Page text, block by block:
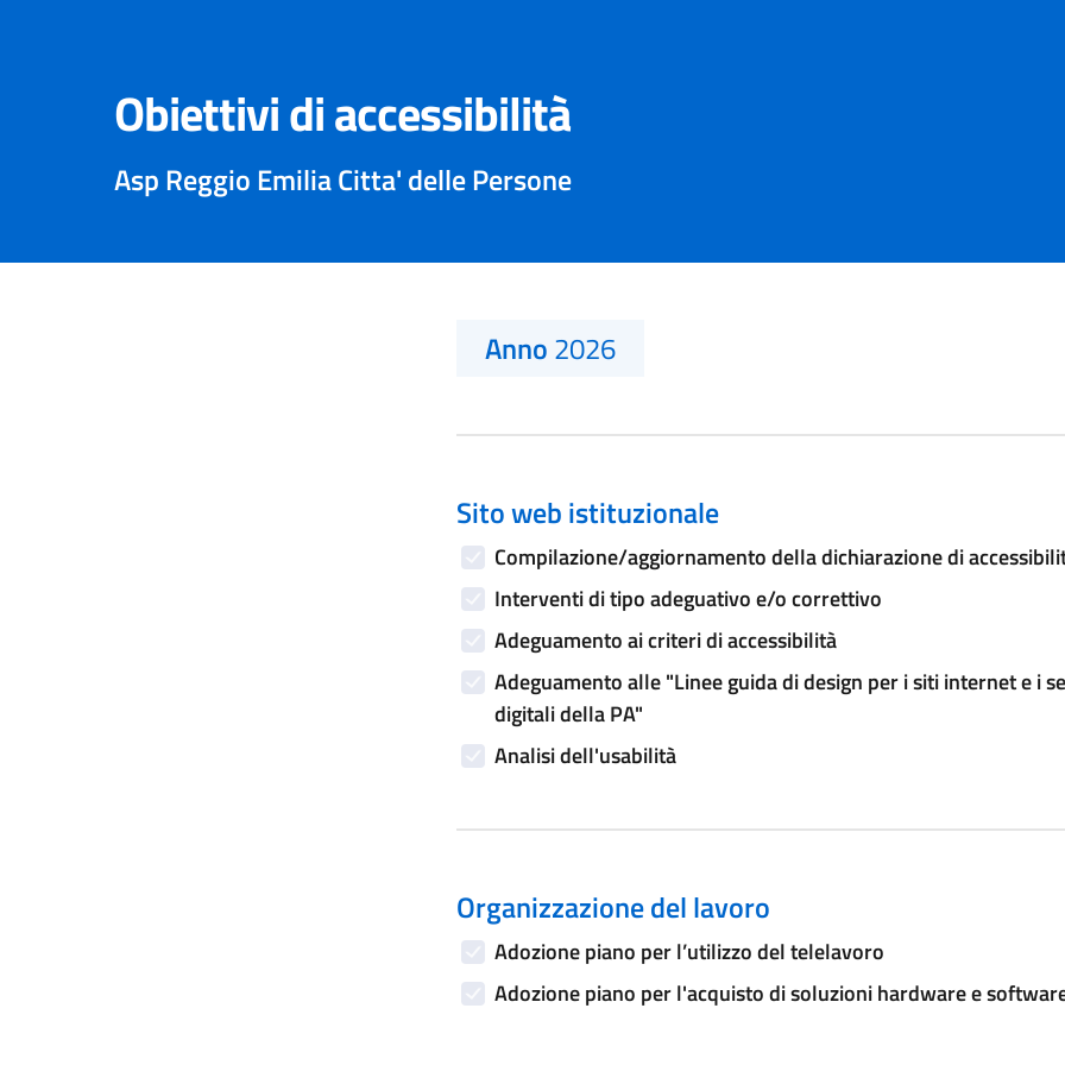
Obiettivi di accessibilità
Asp Reggio Emilia Citta' delle Persone
Anno2026
Sito web istituzionale
Compilazione/aggiornamento della dichiarazione di
Interventi di tipo adeguativo e/o correttivo
Adeguamento ai criteri di accessibilità
Adeguamento alle "Linee guida di design per i siti internet e i
digitali della PA"
Analisi dell'usabilità
Organizzazione del lavoro
Adozione piano per l’utilizzo del telelavoro
Adozione piano per l'acquisto di soluzioni hardware e